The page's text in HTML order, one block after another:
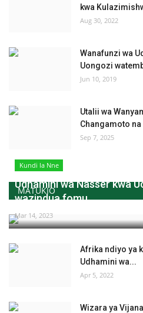
kwa
Aug 30, 2022
Wanafunzi wa
Uongozi
Jun 10, 2019
Utalii wa
Changamoto na
Sep 7, 2025
MATUKIO
Kundi la Nne
Udhamini wa Nasser kwa
wazindua fomu...
Mar 14, 2023
Afrika ndiyo ya
Udhamini wa...
Apr 5, 2022
Wizara ya